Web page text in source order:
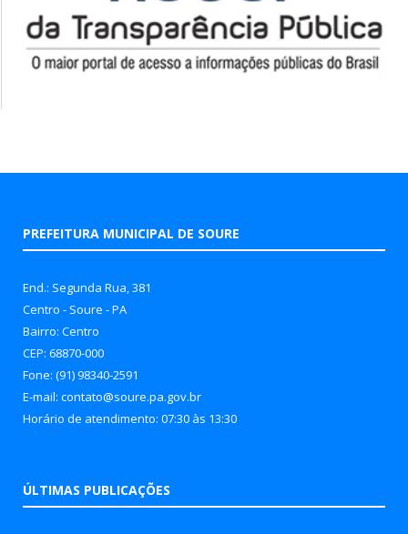
PREFEITURA MUNICIPAL DE SOURE
End.: Segunda Rua, 381
Centro - Soure - PA
Bairro: Centro
CEP: 68870-000
Fone: (91) 98340-2591
E-mail: contato@soure.pa.gov.br
Horário de atendimento: 07:30 às 13:30
ÚLTIMAS PUBLICAÇÕES